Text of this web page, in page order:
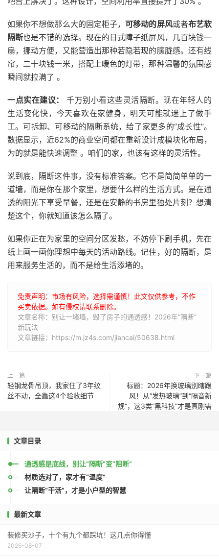
如果你不想做那么大的固定柜子， 可移动的屏风或者布艺软
隔断也是不错的选择。现在的日式障子纸屏风，几百块钱一
扇，挪动方便，又能营造出那种若隐若现的朦胧感。还有线
帘，二十块钱一米，搭配上暖色的灯带，那种温馨的氛围感
瞬间就拉满了 。
一点实在建议：
千万别小看这些灵活隔断。现在年轻人的
生活变化快，今天喜欢在家健身，明天可能就迷上了做手
工。可拆卸、可移动的隔断系统，给了家更多的“成长性”。
数据显示，近62%的商业空间都在重新设计成模块化布局，
为的就是能快速调整 。咱们的家，也该有这样的灵活性。
说到底，隔断这件事，没有标准答案。它不是简简单单的一
道墙，而是你在那个家里，想要什么样的生活方式。是在通
透的阳光下享受早餐，还是在安静的书房里独处片刻？想清
楚这个，你就知道该怎么隔了。
如果你正在为家里的空间分区发愁，不妨停下刷手机，先在
纸上画一画你理想中每天的活动路线。记住，好的隔断，是
用来服务生活的，而不是给生活添堵的。
免责声明：市场有风险，选择需谨慎！此文仅供参考，不作
买卖依据。如有侵权请联系删除。
文章名称：别让一堵墙，毁了房子的通透感！2026年“隔断”
新玩法
文章链接：https://m.jz4s.com/jiancai/50638.html
上一篇
轻钢龙骨吊顶，我家住了3年纹
丝不动，全靠这4个验收细节
下一篇
标题：2026年换玻璃别瞎跟
风！从“发热玻璃”到“隔音新
规”，这3类“黑科技”才是真刚需
文章目录
通透感是底线，别让“隔断”变“阻断”
材质选对了，家才有“温度”
让隔断“干活”，才是小户型的智慧
最新文章
装修买沙子，十个有九个都踩坑！这几点你得懂
2026-08-07